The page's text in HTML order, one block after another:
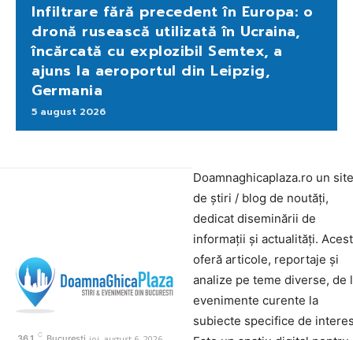
Infiltrare fără precedent în Europa: o
dronă rusească utilizată în Ucraina,
încărcată cu explozibil Semtex, a
ajuns la aeroportul din Leipzig,
Germania
5 august 2026
C
Doamnaghicaplaza.ro un site
de știri / blog de noutăți,
dedicat diseminării de
informații și actualități.
oferă articole, reportaje și
analize pe teme diverse, de
evenimente curente la
subiecte specifice de